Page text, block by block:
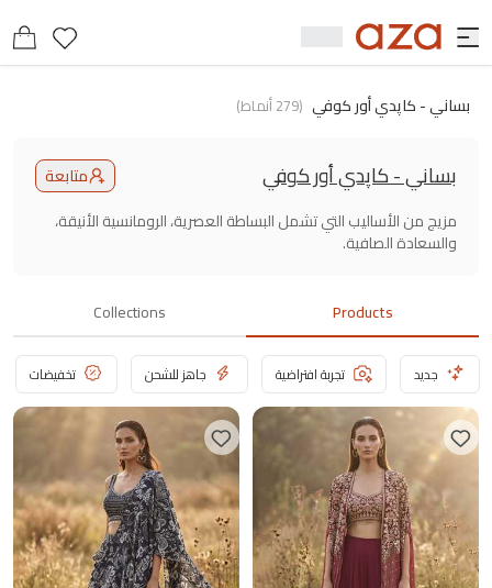
بساني - كاپدي أور كوفي (
279أنماط)
بساني - كاپدي أور كوفي
متابعة
مزيج من الأساليب التي تشمل البساطة العصرية، الرومانسية الأنيقة،
والسعادة الصافية.
Products
Collections
جديد تجربة افتراضية جاهز للشحن تخفيضات